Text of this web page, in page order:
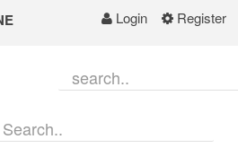
Login Register